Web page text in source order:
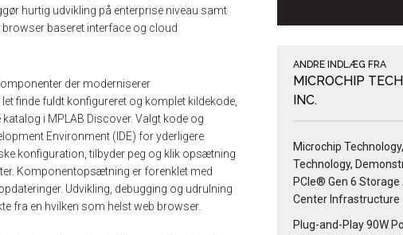
hurtig udvikling på enterprise niveau samt
browser baseret interface og cloud
der moderniserer
finde fuldt konfigureret og komplet kildekode,
i MPLAB Discover. Valgt kode og
Environment (IDE) for yderligere
konfiguration, tilbyder peg og klik opsætning
Komponentopsætning er forenklet med
Udvikling, debugging og udrulning
fra en hvilken som helst web browser.
ANDRE INDLÆG FRA
MICROCHIP
INC.
Microchip
Technology,
PCIe® Gen 6
Center Infrastructure
Plug-and-Play 90W